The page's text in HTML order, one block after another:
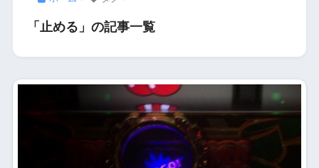
「止める」の記事一覧